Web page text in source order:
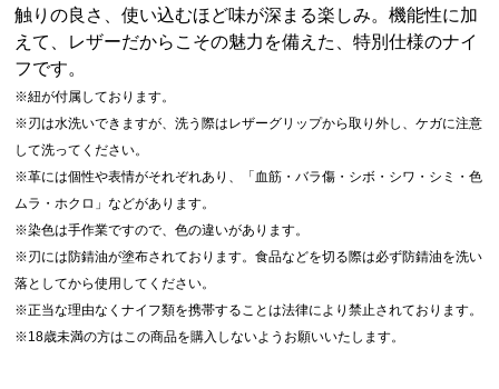
触りの良さ、使い込むほど味が深まる楽しみ。機能性に加
えて、レザーだからこその魅力を備えた、特別仕様のナイ
フです。
※紐が付属しております。
※刃は水洗いできますが、洗う際はレザーグリップから取り外し、ケガに注意
して洗ってください。
※革には個性や表情がそれぞれあり、「血筋・バラ傷・シボ・シワ・シミ・色
ムラ・ホクロ」などがあります。
※染色は手作業ですので、色の違いがあります。
※刃には防錆油が塗布されております。食品などを切る際は必ず防錆油を洗い
落としてから使用してください。
※正当な理由なくナイフ類を携帯することは法律により禁止されております。
※18歳未満の方はこの商品を購入しないようお願いいたします。